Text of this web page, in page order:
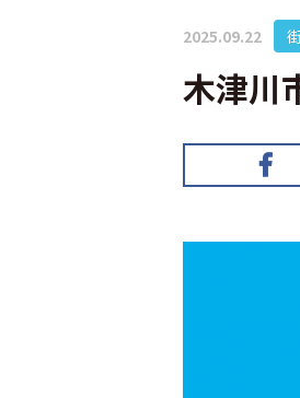
2025.09.22
木津川